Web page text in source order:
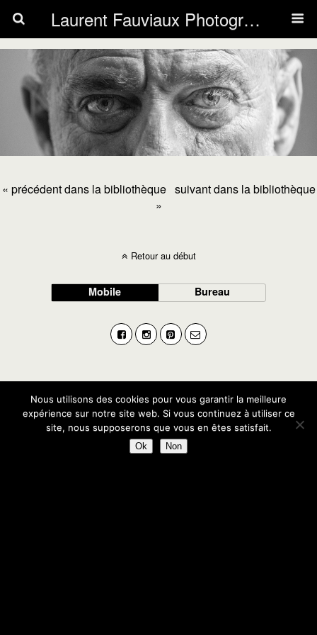
Laurent Fauviaux Photography
« précédent dans la bibliothèque suivant dans la bibliothèque
»
Retour au début
Mobile Bureau
Nous utilisons des cookies pour vous garantir la meilleure
expérience sur notre site web. Si vous continuez à utiliser ce
site, nous supposerons que vous en êtes satisfait.
Ok Non